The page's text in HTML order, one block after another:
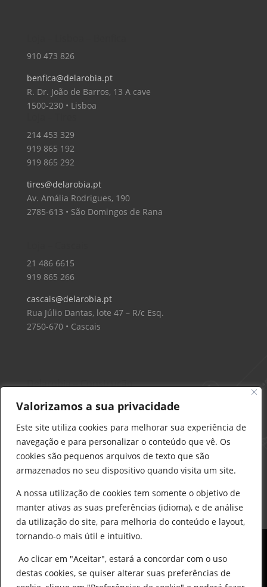
Valorizamos a sua privacidade
Este site utiliza cookies para melhorar sua experiência de
navegação e para personalizar o conteúdo que vê. Os
cookies são pequenos arquivos de texto que são
armazenados no seu dispositivo quando visita um site.
A nossa utilização de cookies tem somente o objetivo de
manter ativas as suas preferências (idioma), e de análise
da utilização do site, para melhoria do conteúdo e layout,
tornando-o mais útil e intuitivo.
Ao clicar em "Aceitar", estará a concordar com o uso
destas cookies, se quiser alterar suas preferências de
910 473 826
benfica@delarobia.pt
R. Dr. João de Barros, 13 A cave
1500-230 • Lisboa
214 453 329
919 865 192
919 865 292
tires@delarobia.pt
Av. Amália Rodrigues, 190
2785-613 • São Domingos de Rana
21 486 6615
919 865 266
cascais@delarobia.pt
Rua Júlio Dantas, lote 47 – R/c Esq.
2750-670 • Cascais
Delarobia – Construção
912 441 514
construcao@delarobia.pt
R. António Andrade, 1171
2820-287 • Charneca de Caparica